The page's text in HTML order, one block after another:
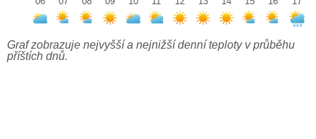
Graf zobrazuje nejvyšší a nejnižší denní teploty v průběhu
příštích dnů.